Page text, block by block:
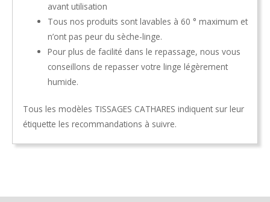
avant utilisation
Tous nos produits sont lavables à 60 ° maximum et
n’ont pas peur du sèche-linge.
Pour plus de facilité dans le repassage, nous vous
conseillons de repasser votre linge légèrement
humide.
Tous les modèles TISSAGES CATHARES indiquent sur leur
étiquette les recommandations à suivre.